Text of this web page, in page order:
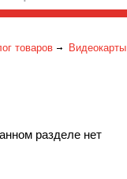
товаров Видеокарты
разделе нет